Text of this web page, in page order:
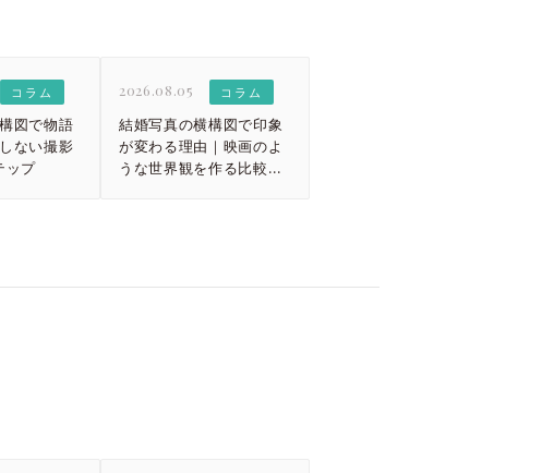
コラム
図で物語
ない撮影
ップ
2026.08.05 コラム
結婚写真の横構図で印象
が変わる理由｜映画のよ
うな世界観を作る比較ガ